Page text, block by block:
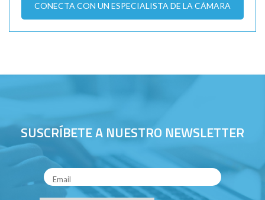
CONECTA CON UN ESPECIALISTA DE LA CÁMARA
SUSCRÍBETE A NUESTRO NEWSLETTER